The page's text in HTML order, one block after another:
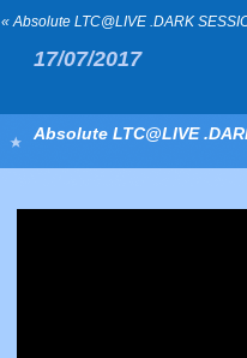
« Absolute LTC@LIVE .DARK
17/07/2017
Absolute LTC@LIVE